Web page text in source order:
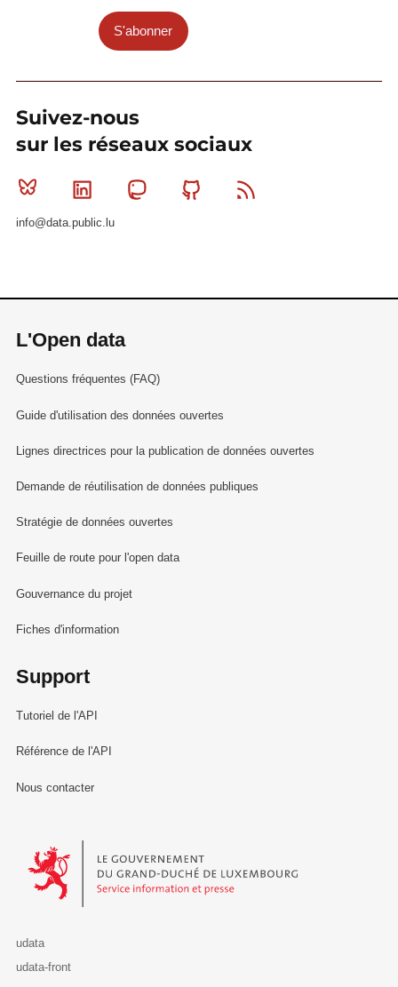
S'abonner
Suivez-nous
sur les réseaux sociaux
Bluesky Linkedin MastodonGithub
info@data.public.lu
L'Open data
Questions fréquentes (FAQ)
Guide d'utilisation des données ouvertes
Lignes directrices pour la publication de données ouvertes
Demande de réutilisation de données publiques
Stratégie de données ouvertes
Feuille de route pour l'open data
Gouvernance du projet
Fiches d'information
Support
Tutoriel de l'API
Référence de l'API
Nous contacter
Le Gouvernement du Grand-Duché de Luxembourg - Service
udata
udata-front